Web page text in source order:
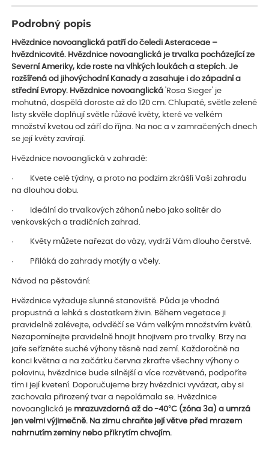
Podrobný popis
Hvězdnice novoanglická patří do čeledi Asteraceae –
hvězdnicovité. Hvězdnice novoanglická je trvalka pocházející ze
Severní Ameriky, kde roste na vlhkých loukách a stepích. Je
rozšířená od jihovýchodní Kanady a zasahuje i do západní a
střední Evropy. Hvězdnice novoanglická 'Rosa Sieger' je
mohutná, dospělá doroste až do 120 cm. Chlupaté, světle zelené
listy skvěle doplňují světle růžové květy, které ve velkém
množství kvetou od září do října. Na noc a v zamračených dnech
se její květy zavírají.
Hvězdnice novoanglická v zahradě:
· Kvete celé týdny, a proto na podzim zkrášlí Vaši zahradu
na dlouhou dobu.
· Ideální do trvalkových záhonů nebo jako solitér do
venkovských a tradičních zahrad.
· Květy můžete nařezat do vázy, vydrží Vám dlouho čerstvé.
· Přiláká do zahrady motýly a včely.
Návod na pěstování:
Hvězdnice vyžaduje slunné stanoviště. Půda je vhodná
propustná a lehká s dostatkem živin. Během vegetace ji
pravidelně zalévejte, odvděčí se Vám velkým množstvím květů.
Nezapomínejte pravidelně hnojit hnojivem pro trvalky. Brzy na
jaře seřízněte suché výhony těsně nad zemí. Každoročně na
konci května a na začátku června zkraťte všechny výhony o
polovinu, hvězdnice bude silnější a více rozvětvená, podpoříte
tím i její kvetení. Doporučujeme brzy hvězdnici vyvázat, aby si
zachovala přirozený tvar a nepolámala se. Hvězdnice
novoanglická je mrazuvzdorná až do-40°C (zóna 3a) a umrzá
jen velmi výjimečně. Na zimu chraňte její větve před mrazem
nahrnutím zeminy nebo přikrytím chvojím.